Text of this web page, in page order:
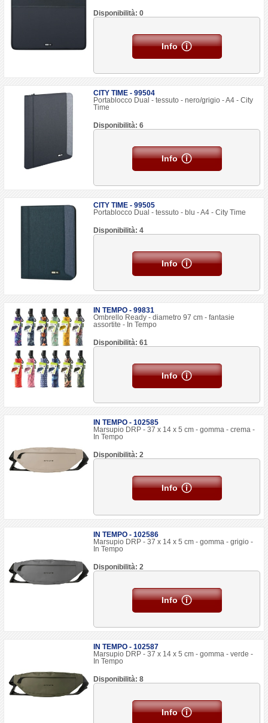
Disponibilità: 0
Info
CITY TIME - 99504
Portablocco Dual - tessuto - nero/grigio - A4 - City
Time
Disponibilità: 6
Info
CITY TIME - 99505
Portablocco Dual - tessuto - blu - A4 - City Time
Disponibilità: 4
Info
IN TEMPO - 99831
Ombrello Ready - diametro 97 cm - fantasie
assortite - In Tempo
Disponibilità: 61
Info
IN TEMPO - 102585
Marsupio DRP - 37 x 14 x 5 cm - gomma - crema -
In Tempo
Disponibilità: 2
Info
IN TEMPO - 102586
Marsupio DRP - 37 x 14 x 5 cm - gomma - grigio -
In Tempo
Disponibilità: 2
Info
IN TEMPO - 102587
Marsupio DRP - 37 x 14 x 5 cm - gomma - verde -
In Tempo
Disponibilità: 8
Info